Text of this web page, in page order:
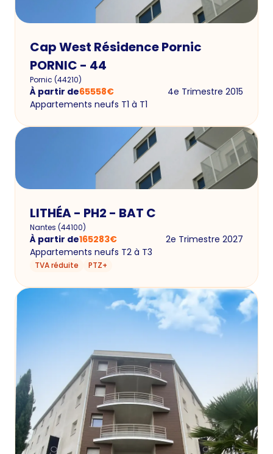
Cap West Résidence Pornic
PORNIC - 44
Pornic (44210)
À partir de65558€
4e Trimestre 2015
Appartements neufs T1 à T1
LITHÉA - PH2 - BAT C
Nantes (44100)
À partir de165283€
2e Trimestre 2027
Appartements neufs T2 à T3
TVA réduite PTZ+